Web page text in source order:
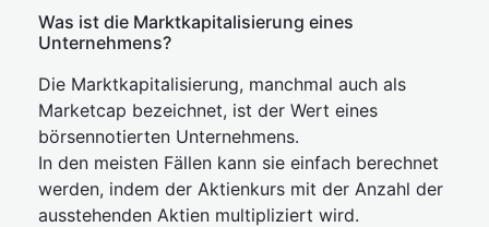
Was ist die Marktkapitalisierung eines
Unternehmens?
Die Marktkapitalisierung, manchmal auch als
Marketcap bezeichnet, ist der Wert eines
börsennotierten Unternehmens.
In den meisten Fällen kann sie einfach berechnet
werden, indem der Aktienkurs mit der Anzahl der
ausstehenden Aktien multipliziert wird.